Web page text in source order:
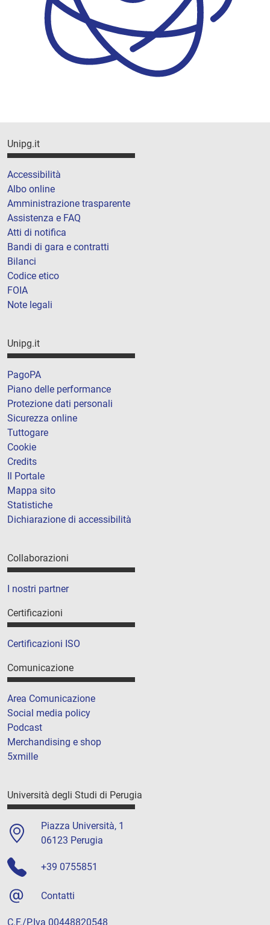
Unipg.it
Accessibilità
Albo online
Amministrazione trasparente
Assistenza e FAQ
Atti di notifica
Bandi di gara e contratti
Bilanci
Codice etico
FOIA
Note legali
Unipg.it
PagoPA
Piano delle performance
Protezione dati personali
Sicurezza online
Tuttogare
Cookie
Credits
Il Portale
Mappa sito
Statistiche
Dichiarazione di accessibilità
Collaborazioni
I nostri partner
Certificazioni
Certificazioni ISO
Comunicazione
Area Comunicazione
Social media policy
Podcast
Merchandising e shop
5xmille
Università degli Studi di Perugia
Piazza Università, 1
06123 Perugia
+39 0755851
Contatti
C.F./P.Iva 00448820548